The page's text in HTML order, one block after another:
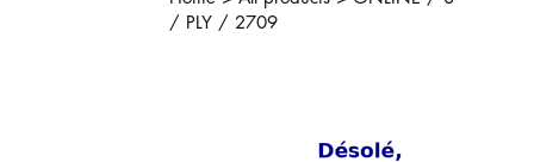
/ PLY / 2709